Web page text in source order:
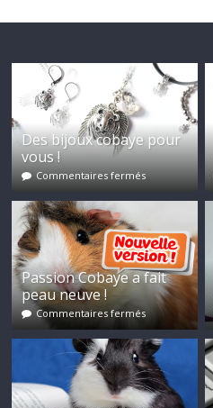
Des bijoux cobaye pour
vous !
Commentaires fermés
Passion Cobaye a fait
peau neuve !
Commentaires fermés